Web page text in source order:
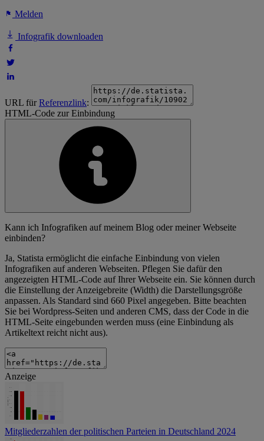
Melden
Infografik downloaden
URL fürReferenzlink:
HTML-Code zur Einbindung
Kann ich Infografiken auf meinem Blog oder meiner Webseite
einbinden?
Ja, Statista ermöglicht die einfache Einbindung von vielen
Infografiken auf anderen Webseiten. Pflegen Sie dafür den
angezeigten HTML-Code auf Ihrer Webseite ein. Sie können durch
die Einstellung der Anzeigebreite (Width) die Darstellungsgröße
anpassen. Als Standard sind 660 Pixel angegeben. Bitte beachten
Sie bei Wordpress-Seiten und anderen CMS, dass der Code in die
HTML-Seite eingebunden werden muss (eine Einbindung als
Artikeltext reicht nicht aus).
Anzeige
Mitgliederzahlen der politischen Parteien in Deutschland 2024